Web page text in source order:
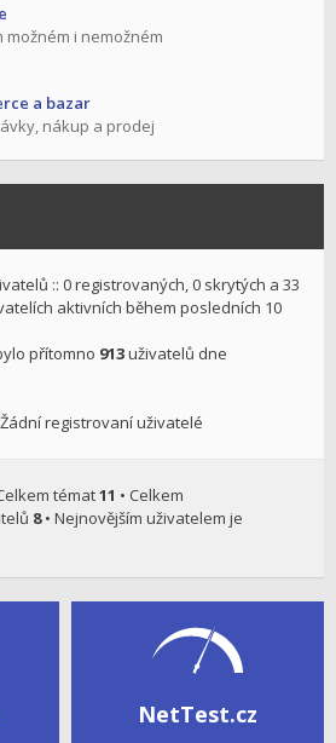
možném i nemožném
a bazar
nákup a prodej
:: 0 registrovaných, 0 skrytých a 33
aktivních během posledních 10
přítomno 913uživatelů dne
registrovaní uživatelé
témat11 • Celkem
8• Nejnovějším uživatelem je
NetTest.cz